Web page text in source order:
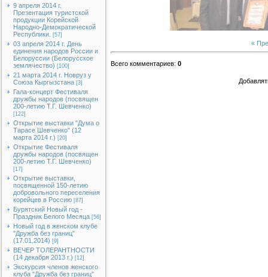
9 апреля 2014 г.
Презентация туристской
продукции Корейской
Народно-Демократической
Республики.
[57]
03 апреля 2014 г. День
единения народов России и
Белоруссии (Белорусское
землячество) [100]
21 марта 2014 г. Новруз у
Союза Кыргызстана [3]
Гала-концерт Фестиваля
дружбы народов (посвящен
200-летию Т.Г. Шевченко)
[122]
Открытие выставки "Дума о
Тарасе Шевченко" (12
марта 2014 г.) [20]
Открытие Фестиваля
дружбы народов (посвящен
200-летию Т.Г. Шевченко)
[17]
Открытие выставки,
посвященной 150-летию
добровольного переселения
корейцев в Россию [87]
Бурятский Новый год -
Праздник Белого Месяца [56]
Новый год в женском клубе
"Дружба без границ"
(17.01.2014) [9]
ВЕЧЕР ТОЛЕРАНТНОСТИ
(14 декабря 2013 г.) [12]
Экскурсия членов женского
клуба "Дружба без границ"
«
Всего комментариев: 0